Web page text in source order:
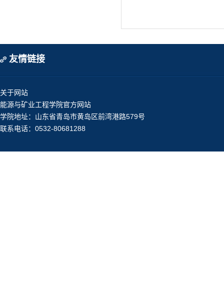
友情链接
关于网站
能源与矿业工程学院官方网站
学院地址：山东省青岛市黄岛区前湾港路579号
联系电话：0532-80681288